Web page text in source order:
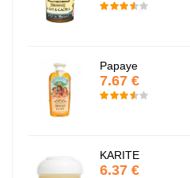
Papaye
7.67 €
KARITE
6.37 €